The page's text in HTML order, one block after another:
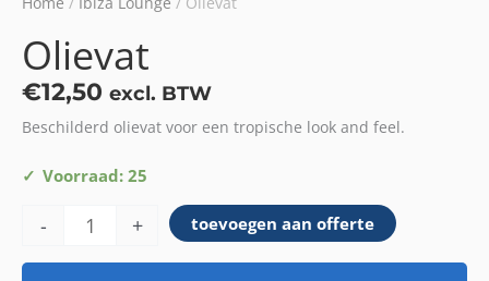
Olievat
€12,50 excl. BTW
Beschilderd olievat voor een tropische look and feel.
Voorraad: 25
-
Olievat
+ toevoegen aan offerte